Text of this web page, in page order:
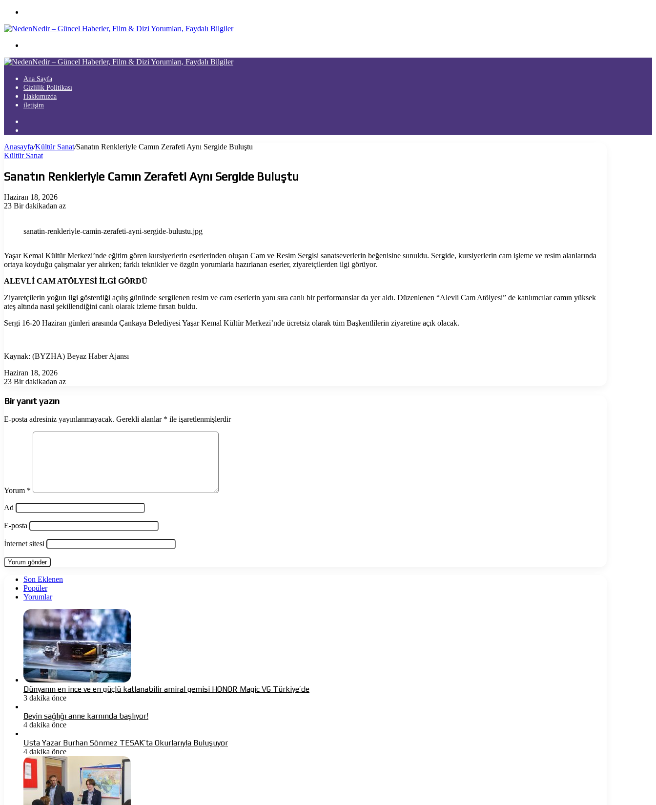
...
Ana Sayfa
Gizlilik Politikası
Hakkımızda
iletişim
...
Anasayfa/Kültür Sanat/Sanatın Renkleriyle Camın Zerafeti Aynı Sergide Buluştu
Kültür Sanat
Sanatın Renkleriyle Camın Zerafeti Aynı Sergide Buluştu
Haziran 18, 2026
23 Bir dakikadan az
sanatin-renkleriyle-camin-zerafeti-ayni-sergide-bulustu.jpg
Yaşar Kemal Kültür Merkezi’nde eğitim gören kursiyerlerin eserlerinden oluşan Cam ve Resim Sergisi sanatseverlerin beğenisine sunuldu. Sergide, kursiyerlerin cam işleme ve resim alanlarında
ortaya koyduğu çalışmalar yer alırken; farklı teknikler ve özgün yorumlarla hazırlanan eserler, ziyaretçilerden ilgi görüyor.
ALEVLİ CAM ATÖLYESİ İLGİ GÖRDÜ
Ziyaretçilerin yoğun ilgi gösterdiği açılış gününde sergilenen resim ve cam eserlerin yanı sıra canlı bir performanslar da yer aldı. Düzenlenen “Alevli Cam Atölyesi” de katılımcılar camın yüksek
ateş altında nasıl şekillendiğini canlı olarak izleme fırsatı buldu.
Sergi 16-20 Haziran günleri arasında Çankaya Belediyesi Yaşar Kemal Kültür Merkezi’nde ücretsiz olarak tüm Başkentlilerin ziyaretine açık olacak.
Kaynak: (BYZHA) Beyaz Haber Ajansı
Haziran 18, 2026
23 Bir dakikadan az
Bir yanıt yazın
E-posta adresiniz yayınlanmayacak. Gerekli alanlar * ile işaretlenmişlerdir
Yorum *
Ad
E-posta
İnternet sitesi
Son Eklenen
Popüler
Yorumlar
Dünyanın en ince ve en güçlü katlanabilir amiral gemisi HONOR Magic V6 Türkiye’de
3 dakika önce
Beyin sağlığı anne karnında başlıyor!
4 dakika önce
Usta Yazar Burhan Sönmez TESAK’ta Okurlarıyla Buluşuyor
4 dakika önce